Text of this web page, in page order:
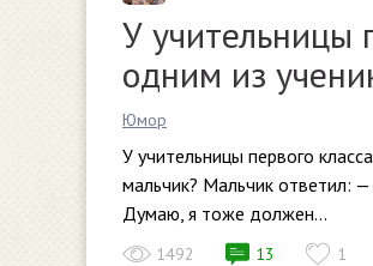
У учительницы
одним из
Юмор
У учительницы первого
мальчик? Мальчик ответил:
Думаю, я тоже должен...
1492 13 1